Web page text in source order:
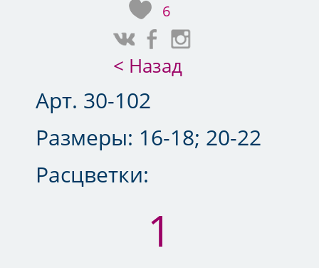
6
< Назад
Арт. 30-102
Размеры: 16-18; 20-22
Расцветки:
1